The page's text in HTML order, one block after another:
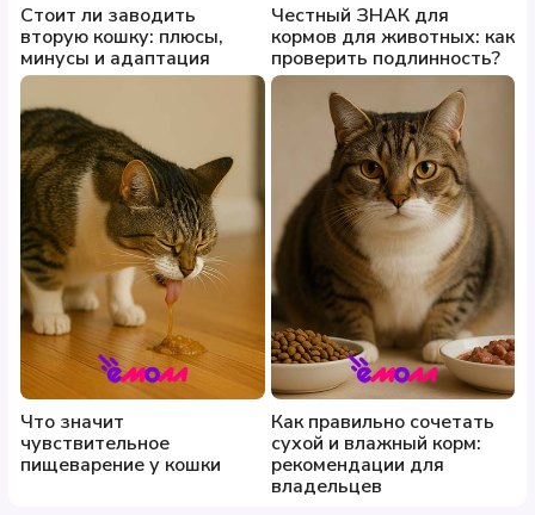
Стоит ли заводить
вторую кошку: плюсы,
минусы и адаптация
Честный ЗНАК для
кормов для животных: как
проверить подлинность?
Что значит
чувствительное
пищеварение у кошки
Как правильно сочетать
сухой и влажный корм:
рекомендации для
владельцев